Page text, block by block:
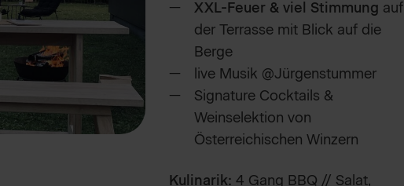
XXL-Feuer & viel Stimmung auf
der Terrasse mit Blick auf die
Berge
live Musik @Jürgenstummer
Signature Cocktails &
Weinselektion von
Österreichischen Winzern
Kulinarik: 4 Gang BBQ // Salat,